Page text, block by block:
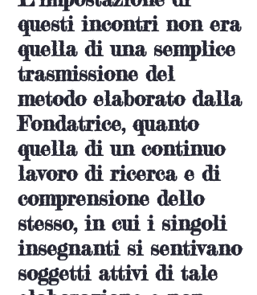
questi incontri non era
quella di una semplice
trasmissione del
metodo elaborato dalla
Fondatrice, quanto
quella di un continuo
lavoro di ricerca e di
comprensione dello
stesso, in cui i singoli
insegnanti si sentivano
soggetti attivi di tale